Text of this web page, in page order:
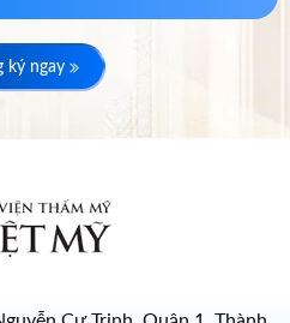
ký ngay